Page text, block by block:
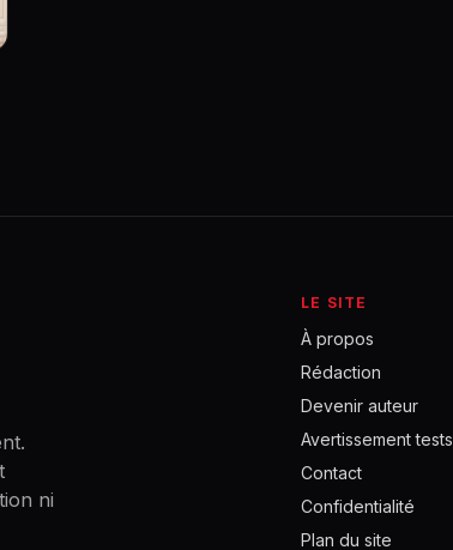
ni
LE SITE
À propos
Rédaction
Devenir auteur
Avertissement tests
Contact
Confidentialité
Plan du site